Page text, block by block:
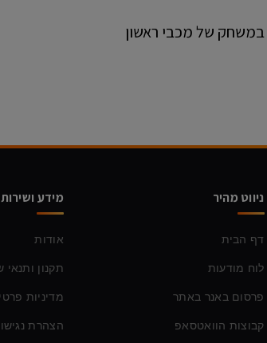
במשחק של מכבי ראשון
ניווט מהיר
דף הבית
לוח מודעות
פרסום באנר באתר
קבוצות הוואטסאפ
מידע ושירות
אודות
תקנון ותנאי
מדיניות
הצהרת